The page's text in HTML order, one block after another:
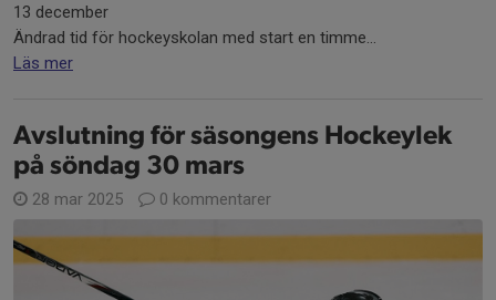
13 december
Ändrad tid för hockeyskolan med start en timme...
Läs mer
Avslutning för säsongens Hockeylek
på söndag 30 mars
28 mar 2025 0 kommentarer